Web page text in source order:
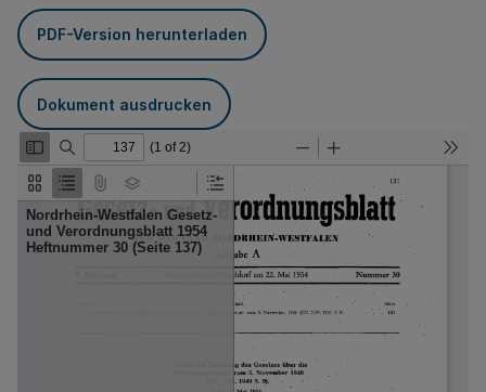
PDF-Version herunterladen
Dokument ausdrucken